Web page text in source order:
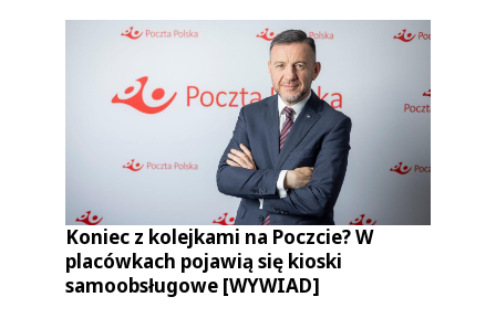
Koniec z kolejkami na Poczcie? W
placówkach pojawią się kioski
samoobsługowe [WYWIAD]